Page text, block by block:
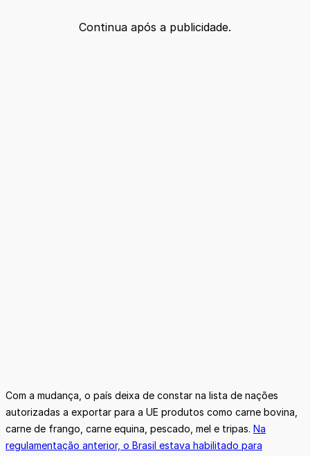
Continua após a publicidade.
Com a mudança, o país deixa de constar na lista de nações
autorizadas a exportar para a UE produtos como carne bovina,
carne de frango, carne equina, pescado, mel e tripas. Na
regulamentação anterior, o Brasil estava habilitado para